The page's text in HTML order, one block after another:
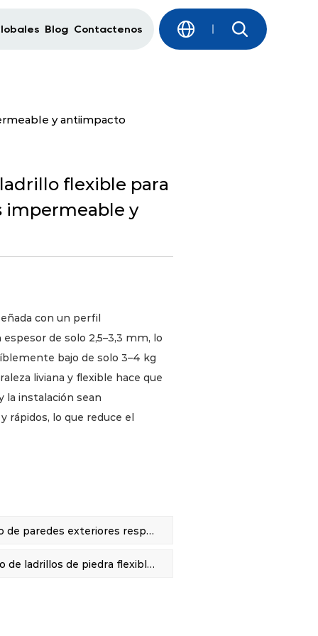
Blog Contáctenos
y antiimpacto
flexible para
impermeable y
con un perfil
de solo 2,5–3,3 mm, lo
bajo de solo 3–4 kg
liviana y flexible hace que
la instalación sean
rápidos, lo que reduce el
protectoras. Está
ANTERIOR：Revestimiento de paredes exteriores respetuoso con el medio ambiente Chapa de ladrillo flexible
SIGUIENTE：Revestimiento de ladrillos de piedra flexible adecuada para zonas climáticas tropicales